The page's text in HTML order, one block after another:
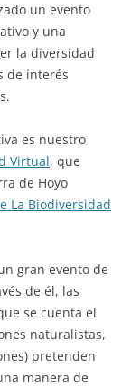
un evento
y una
la diversidad
de interés
es nuestro
Virtual, que
de Hoyo
La Biodiversidad
gran evento de
de él, las
se cuenta el
naturalistas,
pretenden
manera de